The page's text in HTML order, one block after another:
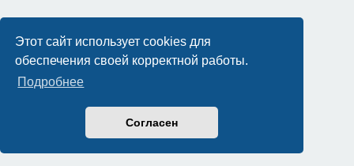
Этот сайт использует cookies для
обеспечения своей корректной работы.
Подробнее
Согласен